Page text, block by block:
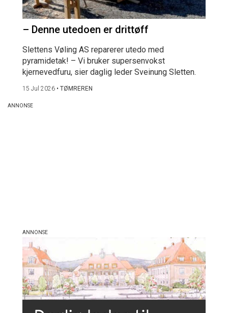
– Denne utedoen er drittøff
Slettens Vøling AS reparerer utedo med
pyramidetak! – Vi bruker supersenvokst
kjernevedfuru, sier daglig leder Sveinung Sletten.
15 Jul 2026 • TØMREREN